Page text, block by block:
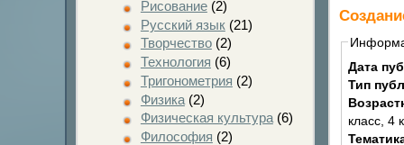
Рисование(2)
Русский язык(21)
Творчество(2)
Технология (6)
Тригонометрия (2)
Физика(2)
Физическая культура(6)
Философия (2)
Дата
Тип
класс, 4